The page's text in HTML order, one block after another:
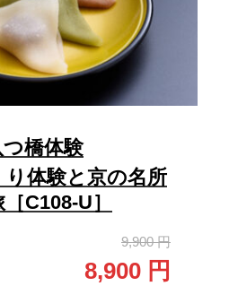
橋体験
体験と京の名所
C108-U］
9,900 円
8,900 円